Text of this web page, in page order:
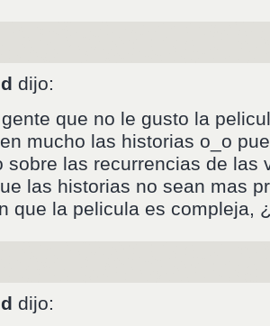
dijo:
que no le gusto la
mucho las historias o_o
sobre las recurrencias de las
las historias no sean mas
que la pelicula es compleja,
dijo: